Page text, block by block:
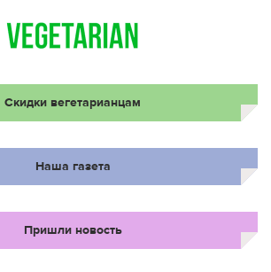
Скидки вегетарианцам
Наша газета
Пришли новость